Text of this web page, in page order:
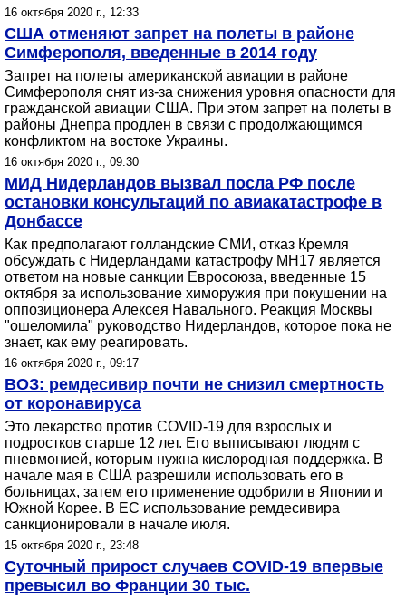
16 октября 2020 г., 12:33
США отменяют запрет на полеты в районе
Симферополя, введенные в 2014 году
Запрет на полеты американской авиации в районе
Симферополя снят из-за снижения уровня опасности для
гражданской авиации США. При этом запрет на полеты в
районы Днепра продлен в связи с продолжающимся
конфликтом на востоке Украины.
16 октября 2020 г., 09:30
МИД Нидерландов вызвал посла РФ после
остановки консультаций по авиакатастрофе в
Донбассе
Как предполагают голландские СМИ, отказ Кремля
обсуждать с Нидерландами катастрофу MH17 является
ответом на новые санкции Евросоюза, введенные 15
октября за использование химоружия при покушении на
оппозиционера Алексея Навального. Реакция Москвы
"ошеломила" руководство Нидерландов, которое пока не
знает, как ему реагировать.
16 октября 2020 г., 09:17
ВОЗ: ремдесивир почти не снизил смертность
от коронавируса
Это лекарство против COVID-19 для взрослых и
подростков старше 12 лет. Его выписывают людям с
пневмонией, которым нужна кислородная поддержка. В
начале мая в США разрешили использовать его в
больницах, затем его применение одобрили в Японии и
Южной Корее. В ЕС использование ремдесивира
санкционировали в начале июля.
15 октября 2020 г., 23:48
Суточный прирост случаев COVID-19 впервые
превысил во Франции 30 тыс.